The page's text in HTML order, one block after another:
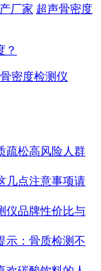
厂家 超声骨密度
？
密度检测仪
疏松高风险人群
几点注意事项请
仪品牌性价比与
示：骨质检测不